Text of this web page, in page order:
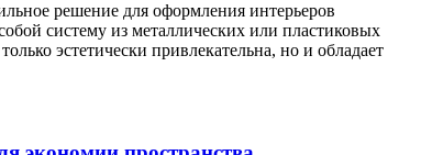
решение для оформления интерьеров
систему из металлических или пластиковых
эстетически привлекательна, но и обладает